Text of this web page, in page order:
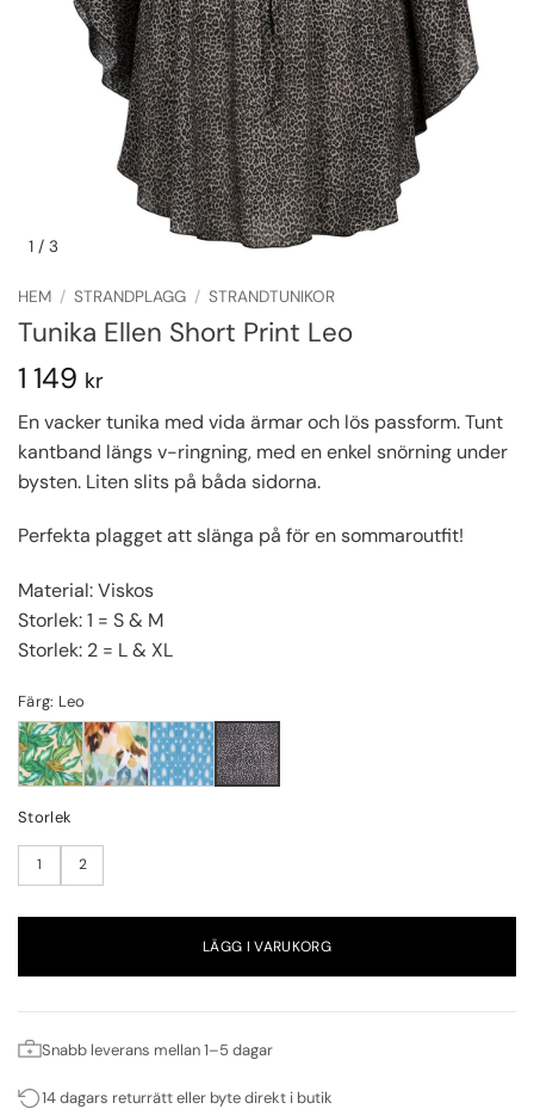
1 / 3
HEM / STRANDPLAGG / STRANDTUNIKOR
Tunika Ellen Short Print Leo
1 149 kr
En vacker tunika med vida ärmar och lös passform. Tunt
kantband längs v-ringning, med en enkel snörning under
bysten. Liten slits på båda sidorna.
Perfekta plagget att slänga på för en sommaroutfit!
Material: Viskos
Storlek: 1 = S & M
Storlek: 2 = L & XL
Färg: Leo
Storlek
1 2
LÄGG I VARUKORG
Snabb leverans mellan 1–5 dagar
14 dagars returrätt eller byte direkt i butik